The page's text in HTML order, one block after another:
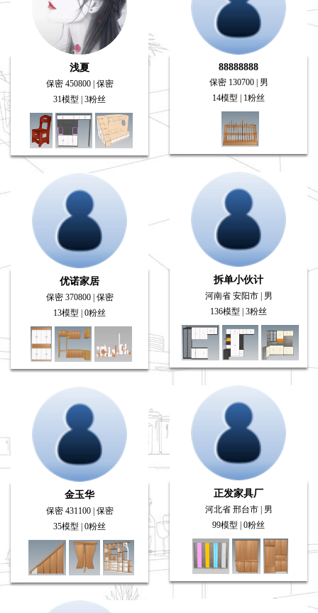
浅夏
保密 450800 | 保密
31模型 | 3粉丝
88888888
保密 130700 | 男
14模型 | 1粉丝
拆单小伙计
河南省 安阳市 | 男
136模型 | 3粉丝
优诺家居
保密 370800 | 保密
13模型 | 0粉丝
正发家具厂
河北省 邢台市 | 男
99模型 | 0粉丝
金玉华
保密 431100 | 保密
35模型 | 0粉丝